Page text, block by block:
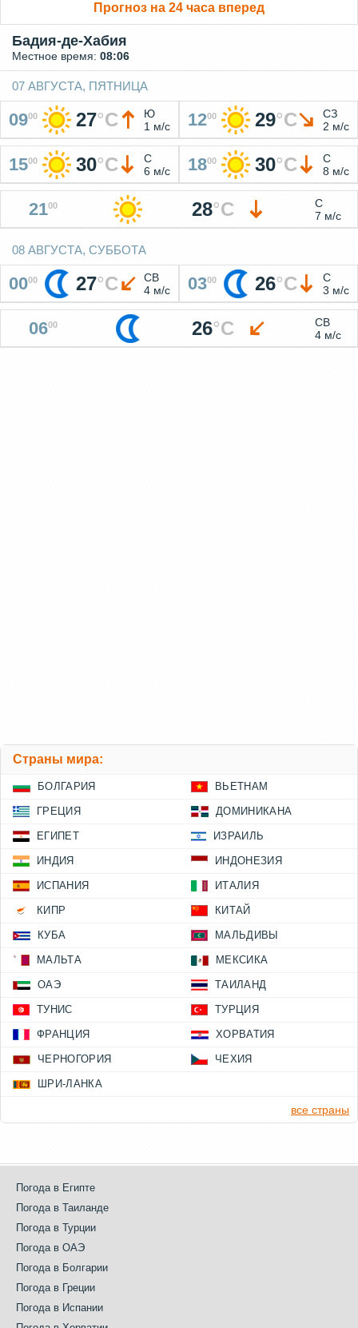
Прогноз на 24 часа вперед
Бадия-де-Хабия
Местное время: 08:06
07 АВГУСТА, ПЯТНИЦА
0900 27°C
Ю
1 м/с
1200 29°C
СЗ
2 м/с
1500 30°C
С
6 м/с
1800 30°C
С
8 м/с
2100 28°C
С
7 м/с
08 АВГУСТА, СУББОТА
0000 27°C
СВ
4 м/с
0300 26°C
С
3 м/с
0600 26°C
СВ
4 м/с
Страны мира:
БОЛГАРИЯ ВЬЕТНАМ
ГРЕЦИЯ ДОМИНИКАНА
ЕГИПЕТ ИЗРАИЛЬ
ИНДИЯ ИНДОНЕЗИЯ
ИСПАНИЯ ИТАЛИЯ
КИПР КИТАЙ
КУБА МАЛЬДИВЫ
МАЛЬТА МЕКСИКА
ОАЭ ТАИЛАНД
ТУНИС ТУРЦИЯ
ФРАНЦИЯ ХОРВАТИЯ
ЧЕРНОГОРИЯ ЧЕХИЯ
ШРИ-ЛАНКА
все страны
Погода в Египте
Погода в Таиланде
Погода в Турции
Погода в ОАЭ
Погода в Болгарии
Погода в Греции
Погода в Испании